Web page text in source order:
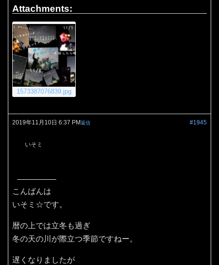
Attachments:
1573387076839.jpg
2019年11月10日 6:37 PM #1945
返信
いそミ
こんばんは
いそミ☆です。
暦の上では立冬も過ぎ
冬の天の川が際立つ季節ですねー。
遅くなりましたが